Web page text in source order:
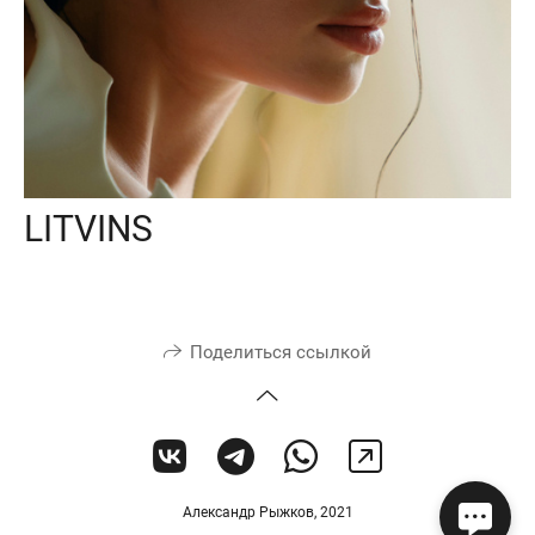
LITVINS
Поделиться ссылкой
Александр Рыжков, 2021